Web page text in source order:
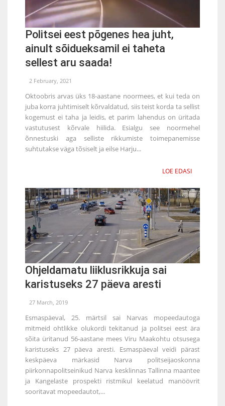
Politsei eest põgenes hea juht,
ainult sõidueksamil ei taheta
sellest aru saada!
2 February, 2021
Oktoobris arvas üks 18-aastane noormees, et kui teda on
juba korra juhtimiselt kõrvaldatud, siis teist korda ta sellist
kogemust ei taha ja leidis, et parim lahendus on üritada
vastutusest kõrvale hiilida. Esialgu see noormehel
õnnestuski aga selliste rikkumiste toimepanemisse
suhtutakse väga tõsiselt ja eilse Harju...
LOE EDASI
Ohjeldamatu liiklusrikkuja sai
karistuseks 27 päeva aresti
27 March, 2019
Esmaspäeval, 25. märtsil sai Narvas mopeedautoga
mitmeid ohtlikke olukordi tekitanud ja politsei eest ära
sõita üritanud 56-aastane mees Viru Maakohtu otsusega
karistuseks 27 päeva aresti. Esmaspäeval veidi pärast
keskpäeva märkasid Narva politseijaoskonna
piirkonnapolitseinikud Narva kesklinnas Tallinna maantee
ja Kangelaste prospekti ristmikul keelatud manöövrit
sooritavat mopeedautot,...